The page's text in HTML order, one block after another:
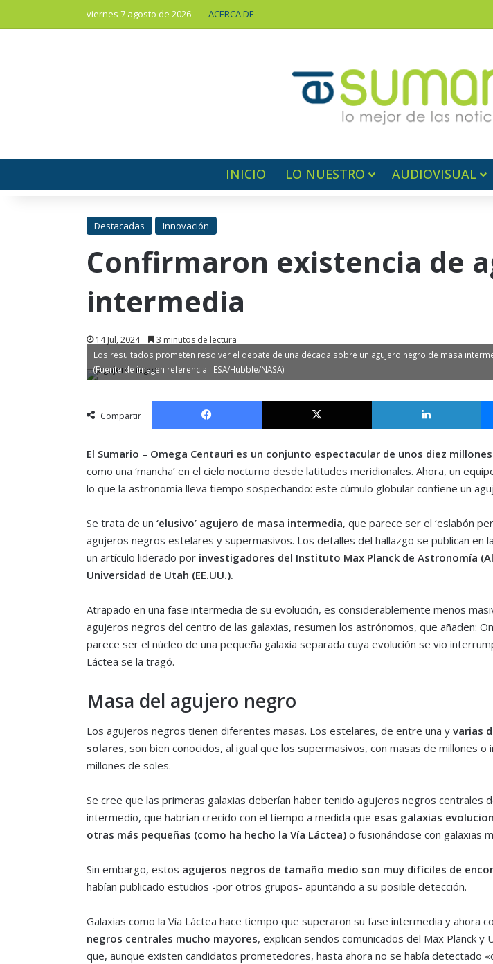
viernes 7 agosto de 2026 ACERCA DE
INICIO LO NUESTRO AUDIOVISUAL
Destacadas Innovación
Confirmaron existencia de
intermedia
14 Jul, 2024 3 minutos de lectura
Los resultados prometen resolver el debate de una década sobre un agujero negro de masa
(Fuente de imagen referencial: ESA/Hubble/NASA)
Compartir
Facebook X
El Sumario – Omega Centauri es un conjunto espectacular de unos diez
como una ‘mancha’ en el cielo nocturno desde latitudes meridionales. Ahora, un
lo que la astronomía lleva tiempo sospechando: este cúmulo globular contiene un
Se trata de un ‘elusivo’ agujero de masa intermedia, que parece ser el ‘eslabón
agujeros negros estelares y supermasivos. Los detalles del hallazgo se publican en
un artículo liderado por investigadores del Instituto Max Planck de Astronomía
Universidad de Utah (EE.UU.).
Atrapado en una fase intermedia de su evolución, es considerablemente menos
agujeros negros del centro de las galaxias, resumen los astrónomos, que añaden:
parece ser el núcleo de una pequeña galaxia separada cuya evolución se vio
Láctea se la tragó.
Masa del agujero negro
Los agujeros negros tienen diferentes masas. Los estelares, de entre una y varias
solares, son bien conocidos, al igual que los supermasivos, con masas de millones o
millones de soles.
Se cree que las primeras galaxias deberían haber tenido agujeros negros centrales
intermedio, que habrían crecido con el tiempo a medida que esas galaxias
otras más pequeñas (como ha hecho la Vía Láctea)o fusionándose con galaxias
Sin embargo, estos agujeros negros de tamaño medio son muy difíciles de
habían publicado estudios -por otros grupos- apuntando a su posible detección.
Galaxias como la Vía Láctea hace tiempo que superaron su fase intermedia y ahora
negros centrales mucho mayores, explican sendos comunicados del Max Planck y
que, aunque existen candidatos prometedores, hasta ahora no se había detectado